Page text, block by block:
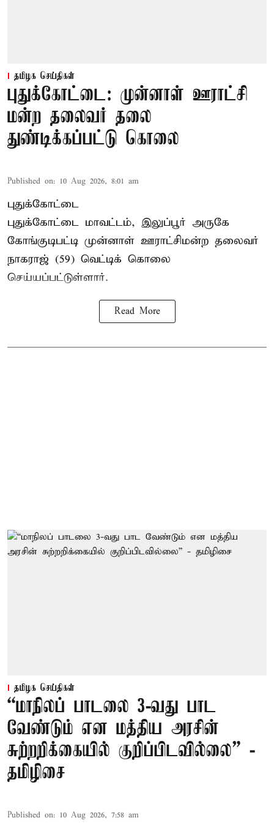
தமிழக செய்திகள்
புதுக்கோட்டை: முன்னாள் ஊராட்சி
மன்ற தலைவர் தலை
துண்டிக்கப்பட்டு கொலை
Published on: 10 Aug 2026, 8:01 am
புதுக்கோட்டை
புதுக்கோட்டை மாவட்டம், இலுப்பூர் அருகே
கோங்குடிபட்டி முன்னாள் ஊராட்சிமன்ற தலைவர்
நாகராஜ் (59) வெட்டிக் கொலை
செய்யப்பட்டுள்ளார்.
Read More
தமிழக செய்திகள்
“மாநிலப் பாடலை 3-வது பாட
வேண்டும் என மத்திய அரசின்
சுற்றறிக்கையில் குறிப்பிடவில்லை” -
தமிழிசை
Published on: 10 Aug 2026, 7:58 am